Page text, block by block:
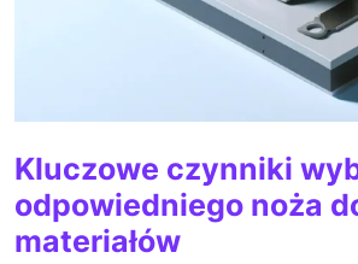
Kluczowe czynniki
odpowiedniego noża
materiałów